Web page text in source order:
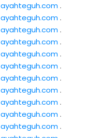
ayahteguh.com.
ayahteguh.com.
ayahteguh.com.
ayahteguh.com.
ayahteguh.com.
ayahteguh.com.
ayahteguh.com.
ayahteguh.com.
ayahteguh.com.
ayahteguh.com.
ayahteguh.com.